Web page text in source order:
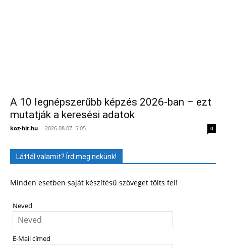
A 10 legnépszerűbb képzés 2026-ban – ezt
mutatják a keresési adatok
koz-hir.hu - 2026.08.07. 5:05 0
Láttál valamit? Írd meg nekünk!
Minden esetben saját készítésű szöveget tölts fel!
Neved
E-Mail címed